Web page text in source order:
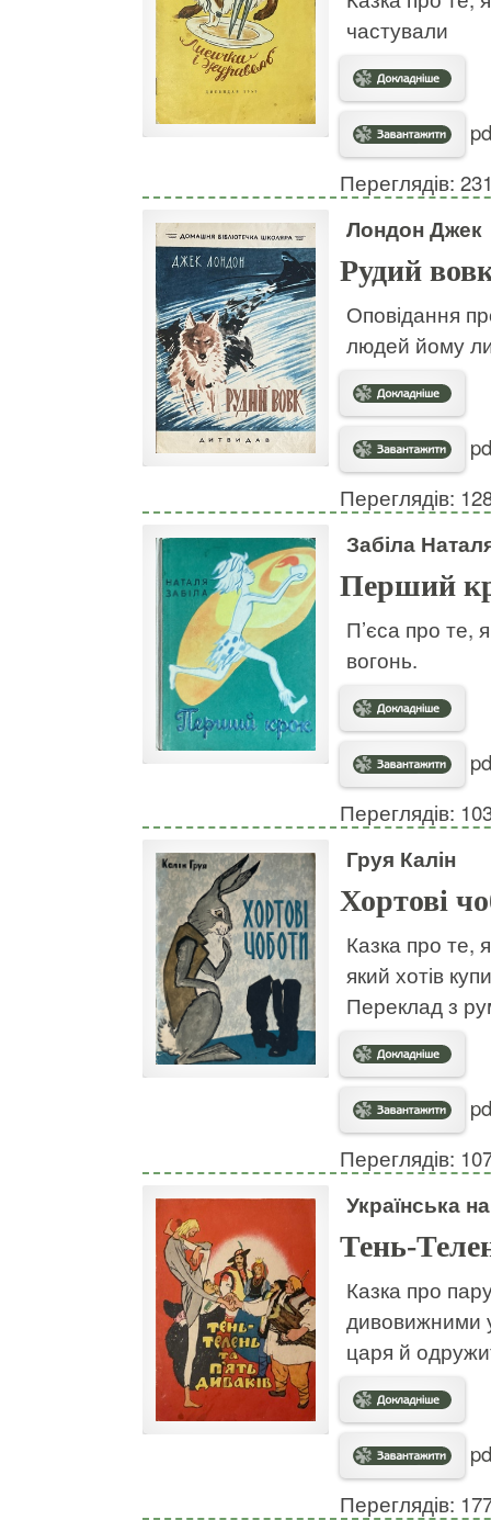
частували
Переглядів:
Лондон Джек
Рудий
Оповідання
людей йому
Переглядів:
Забіла
Перший
П’єса про те,
вогонь.
Переглядів:
Груя Калін
Хортові
Казка про те,
який хотів
Переклад з
Переглядів:
Українська
Тень-
Казка про
дивовижними
царя й
Переглядів: